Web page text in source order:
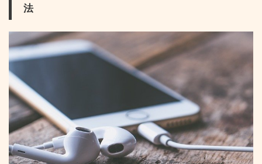
法